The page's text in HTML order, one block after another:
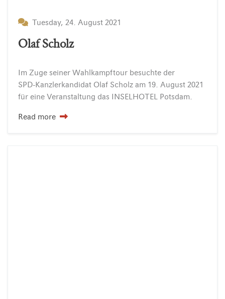
Tuesday, 24. August 2021
Olaf Scholz
Im Zuge seiner Wahlkampftour besuchte der
SPD-Kanzlerkandidat Olaf Scholz am 19. August 2021
für eine Veranstaltung das INSELHOTEL Potsdam.
Read more